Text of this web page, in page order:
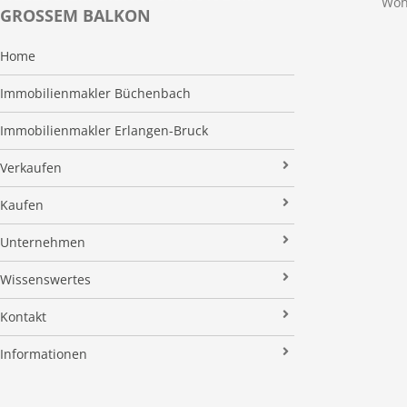
GROSSEM BALKON
Home
Immobilienmakler Büchenbach
Immobilienmakler Erlangen-Bruck
Verkaufen
Verkaufsanfrage
Referenzobjekte
Makleralleinauftrag
Wertermittlung
Verkaufsvorbereitung
Vermarktung
Kaufen
Immobilienangebote
Finanzierung
Suchauftrag
Unternehmen
Über uns
Kundenstimmen
Stielke-Facts
Kooperationspartner
Wissenswertes
Immobilien News
Immobilien ABC
Kontakt
Impressum
Informationen